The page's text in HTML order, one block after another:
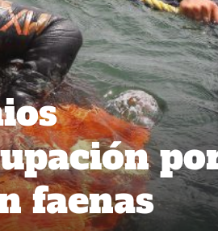
faenas